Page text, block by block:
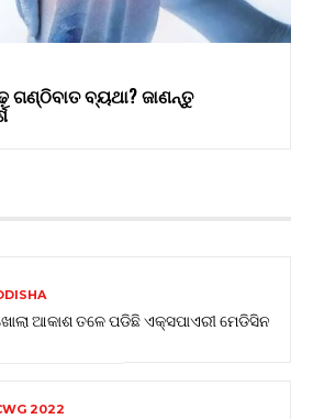
ଗଣ୍ଠିବାତ ବ୍ୟଥା? ଜାଣନ୍ତୁ
ଆକାଶ ତଳେ ପଡିଛି ଏକ୍ସପାଏରୀ ମେଡିସିନ
2022